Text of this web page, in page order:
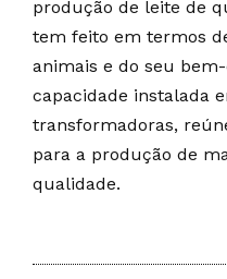
produção de leite de
tem feito em termos
animais e do seu
capacidade instalada
transformadoras,
para a produção de
qualidade.